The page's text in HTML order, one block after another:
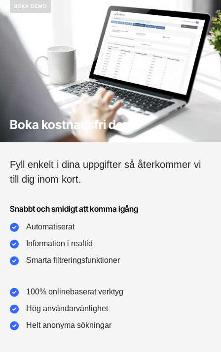
BOKA DEMO
Boka kostnadsfri demo
Fyll enkelt i dina uppgifter så återkommer vi
till dig inom kort.
Snabbt och smidigt att komma igång
Automatiserat
Information i realtid
Smarta filtreringsfunktioner
100% onlinebaserat verktyg
Hög användarvänlighet
Helt anonyma sökningar